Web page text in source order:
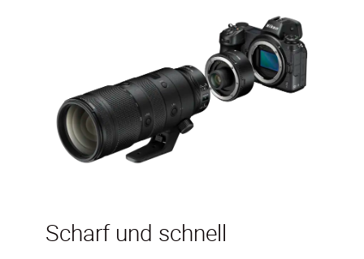
Scharf und schnell